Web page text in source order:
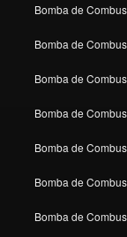
Bomba de
Bomba de
Bomba de
Bomba de
Bomba de
Bomba de
Bomba de